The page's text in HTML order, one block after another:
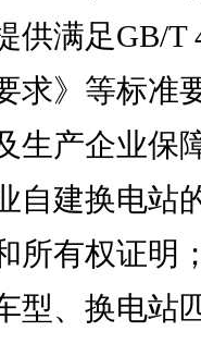
供满足GB/T
求》等标准
生产企业保
自建换电站
所有权证明
型、换电站